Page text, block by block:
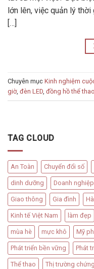
lớn lên, việc quản lý
[…]
Chuyên mục Kinh nghiệm
giờ, đèn LED đồng hồ thể thao
TAG CLOUD
An Toàn Chuyển đổi số
dinh dưỡng Doanh nghiệp
Giao thông Gia đình
Kinh tế Việt Nam làm đẹp
mùa hè mực khô Mỹ
Phát triển bền vững Phát
Thể thao Thị trường